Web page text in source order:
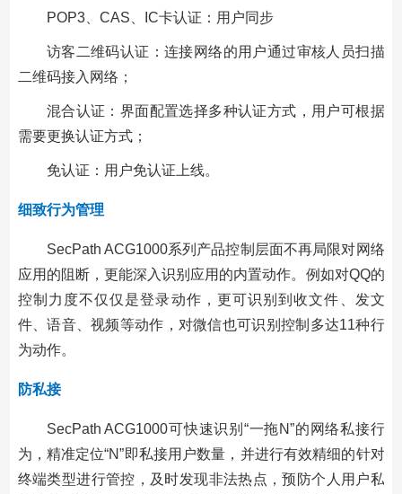
POP3、CAS、IC卡认证：用户同步
访客二维码认证：连接网络的用户通过审核人员扫描
二维码接入网络；
混合认证：界面配置选择多种认证方式，用户可根据
需要更换认证方式；
免认证：用户免认证上线。
细致行为管理
SecPath ACG1000系列产品控制层面不再局限对网络
应用的阻断，更能深入识别应用的内置动作。例如对QQ的
控制力度不仅仅是登录动作，更可识别到收文件、发文
件、语音、视频等动作，对微信也可识别控制多达11种行
为动作。
防私接
SecPath ACG1000可快速识别“一拖N”的网络私接行
为，精准定位“N”即私接用户数量，并进行有效精细的针对
终端类型进行管控，及时发现非法热点，预防个人用户私